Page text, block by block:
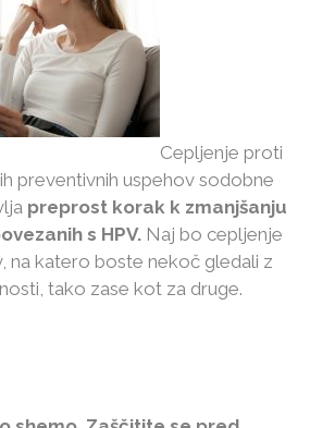
Cepljenje proti
preventivnih uspehov sodobne
preprost korak k zmanjšanju
s HPV. Naj bo cepljenje
na katero boste nekoč gledali z
tako zase kot za druge.